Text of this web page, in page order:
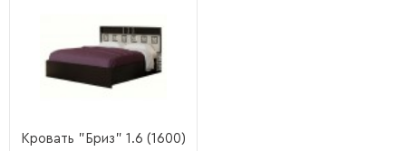
Кровать "Бриз" 1.6 (1600)